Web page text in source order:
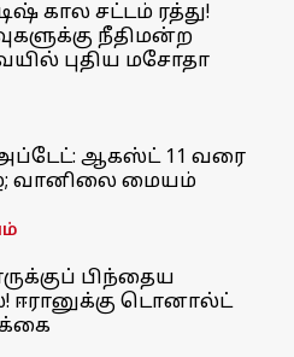
கால சட்டம் ரத்து!
நீதிமன்ற
புதிய மசோதா
ஆகஸ்ட் 11 வரை
வானிலை மையம்
பிந்தைய
ஈரானுக்கு டொனால்ட்